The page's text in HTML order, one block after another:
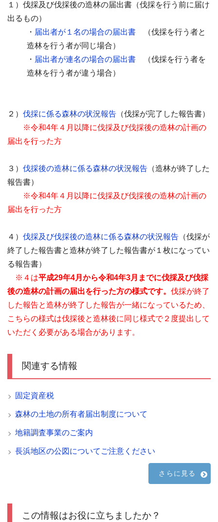
１）伐採及び伐採後の造林の届出書（伐採を行う前に届け
出るもの）
・ 届出者が１名の場合の届出書 （伐採を行う者と
造林を行う者が同じ場合）
・ 届出者が連名の場合の届出書 （伐採を行う者を
造林を行う者が違う場合）
２） 伐採に係る森林の状況報告 （伐採が完了した報告書）
※令和4年４月以降に伐採及び伐採後の造林の計画の
届出を行った方
３） 伐採後の造林に係る森林の状況報告 （造林が終了した
報告書）
※令和4年４月以降に伐採及び伐採後の造林の計画の
届出を行った方
４） 伐採及び伐採後の造林に係る森林の状況報告 （伐採が
終了した報告書と造林が終了した報告書が１枚になってい
る報告書）
※４は平成29年4月から令和4年3月までに伐採及び伐採
後の造林の計画の届出を行った方の様式です。 伐採が終了
した報告と造林が終了した報告が一緒になっているため、
こちらの様式は伐採後と造林後に同じ様式で２度提出して
いただく必要がある場合があります。
関連する情報
固定資産税
森林の土地の所有者届出制度について
地籍調査事業のご案内
長浜地区の公図についてご注意ください
さらに見る
この情報はお役に立ちましたか？